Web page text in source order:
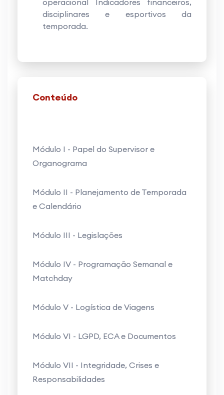
disciplinares e esportivos da
temporada.
Conteúdo
Módulo I - Papel do Supervisor e
Organograma
Módulo II - Planejamento de Temporada
e Calendário
Módulo III - Legislações
Módulo IV - Programação Semanal e
Matchday
Módulo V - Logística de Viagens
Módulo VI - LGPD, ECA e Documentos
Módulo VII - Integridade, Crises e
Responsabilidades